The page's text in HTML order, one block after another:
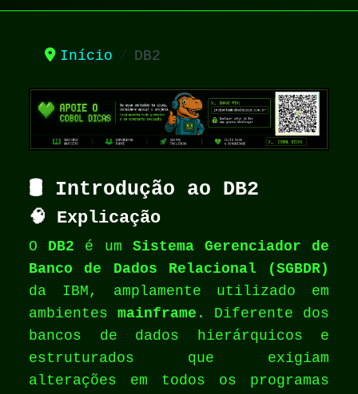
Início DB2
🛢️ Introdução ao DB2
🧠 Explicação
O DB2 é um Sistema Gerenciador de
Banco de Dados Relacional (SGBDR)
da IBM, amplamente utilizado em
ambientes mainframe . Diferente dos
bancos de dados hierárquicos e
estruturados que exigiam
alterações em todos os programas